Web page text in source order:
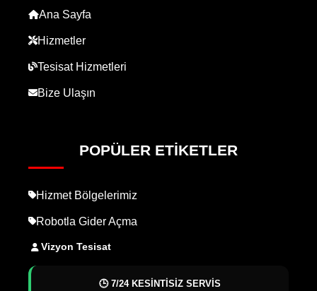
Ana Sayfa
Hizmetler
Tesisat Hizmetleri
Bize Ulaşın
POPÜLER ETIKETLER
Hizmet Bölgelerimiz
Robotla Gider Açma
Vizyon Tesisat
🕒 7/24 KESİNTİSİZ SERVİS